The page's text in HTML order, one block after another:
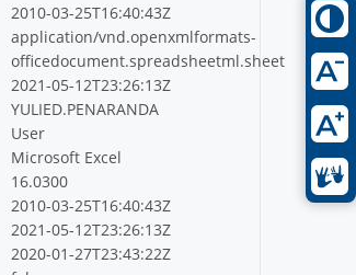
2010-03-25T16:40:43Z
application/vnd.openxmlformats-
officedocument.spreadsheetml.sheet
2021-05-12T23:26:13Z
YULIED.PENARANDA
User
Microsoft Excel
16.0300
2010-03-25T16:40:43Z
2021-05-12T23:26:13Z
2020-01-27T23:43:22Z